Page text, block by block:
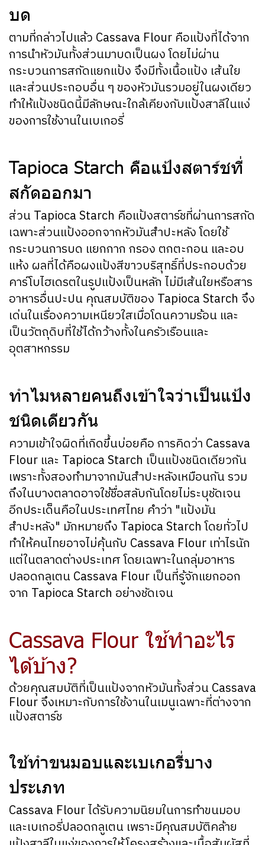
บด
ตามที่กล่าวไปแล้ว Cassava Flour คือแป้งที่ได้จาก
การนำหัวมันทั้งส่วนมาบดเป็นผง โดยไม่ผ่าน
กระบวนการสกัดแยกแป้ง จึงมีทั้งเนื้อแป้ง เส้นใย
และส่วนประกอบอื่น ๆ ของหัวมันรวมอยู่ในผงเดียว
ทำให้แป้งชนิดนี้มีลักษณะใกล้เคียงกับแป้งสาลีในแง่
ของการใช้งานในเบเกอรี่
Tapioca Starch คือแป้งสตาร์ชที่
สกัดออกมา
ส่วน Tapioca Starch คือแป้งสตาร์ชที่ผ่านการสกัด
เฉพาะส่วนแป้งออกจากหัวมันสำปะหลัง โดยใช้
กระบวนการบด แยกกาก กรอง ตกตะกอน และอบ
แห้ง ผลที่ได้คือผงแป้งสีขาวบริสุทธิ์ที่ประกอบด้วย
คาร์โบไฮเดรตในรูปแป้งเป็นหลัก ไม่มีเส้นใยหรือสาร
อาหารอื่นปะปน คุณสมบัติของ Tapioca Starch จึง
เด่นในเรื่องความเหนียวใสเมื่อโดนความร้อน และ
เป็นวัตถุดิบที่ใช้ได้กว้างทั้งในครัวเรือนและ
อุตสาหกรรม
ทำไมหลายคนถึงเข้าใจว่าเป็นแป้ง
ชนิดเดียวกัน
ความเข้าใจผิดที่เกิดขึ้นบ่อยคือ การคิดว่า Cassava
Flour และ Tapioca Starch เป็นแป้งชนิดเดียวกัน
เพราะทั้งสองทำมาจากมันสำปะหลังเหมือนกัน รวม
ถึงในบางตลาดอาจใช้ชื่อสลับกันโดยไม่ระบุชัดเจน
อีกประเด็นคือในประเทศไทย คำว่า "แป้งมัน
สำปะหลัง" มักหมายถึง Tapioca Starch โดยทั่วไป
ทำให้คนไทยอาจไม่คุ้นกับ Cassava Flour เท่าไรนัก
แต่ในตลาดต่างประเทศ โดยเฉพาะในกลุ่มอาหาร
ปลอดกลูเตน Cassava Flour เป็นที่รู้จักแยกออก
จาก Tapioca Starch อย่างชัดเจน
Cassava Flour ใช้ทำอะไร
ได้บ้าง?
ด้วยคุณสมบัติที่เป็นแป้งจากหัวมันทั้งส่วน Cassava
Flour จึงเหมาะกับการใช้งานในเมนูเฉพาะที่ต่างจาก
แป้งสตาร์ช
ใช้ทำขนมอบและเบเกอรี่บาง
ประเภท
Cassava Flour ได้รับความนิยมในการทำขนมอบ
และเบเกอรี่ปลอดกลูเตน เพราะมีคุณสมบัติคล้าย